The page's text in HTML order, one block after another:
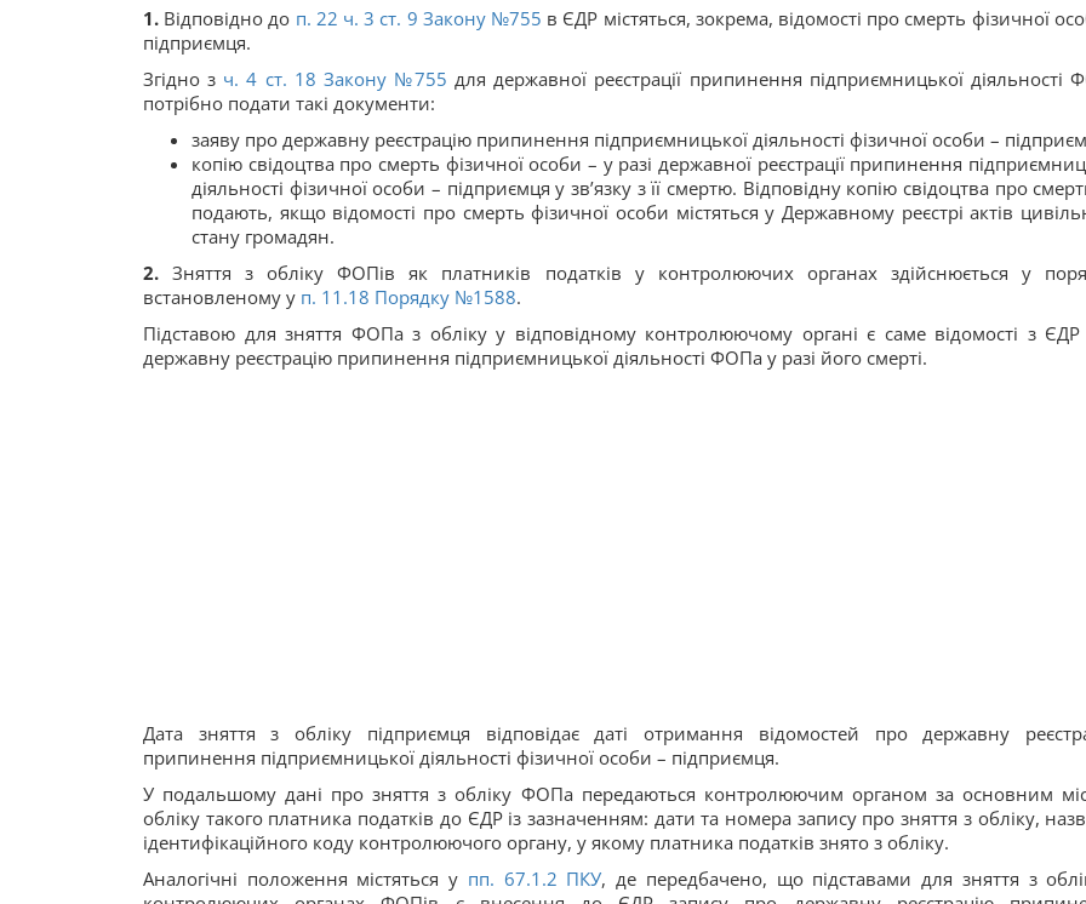
1. Відповідно до п. 22 ч. 3 ст. 9 Закону №755 в ЄДР містяться, зокрема, відомості про смерть фізичної
підприємця.
Згідно з ч. 4 ст. 18 Закону №755 для державної реєстрації припинення підприємницької діяльності
потрібно подати такі документи:
заяву про державну реєстрацію припинення підприємницької діяльності фізичної особи –
копію свідоцтва про смерть фізичної особи – у разі державної реєстрації припинення
діяльності фізичної особи – підприємця у зв’язку з її смертю. Відповідну копію свідоцтва про
подають, якщо відомості про смерть фізичної особи містяться у Державному реєстрі актів
стану громадян.
2. Зняття з обліку ФОПів як платників податків у контролюючих органах здійснюється у
встановленому у п. 11.18 Порядку №1588.
Підставою для зняття ФОПа з обліку у відповідному контролюючому органі є саме відомості з
державну реєстрацію припинення підприємницької діяльності ФОПа у разі його смерті.
Дата зняття з обліку підприємця відповідає даті отримання відомостей про державну
припинення підприємницької діяльності фізичної особи – підприємця.
У подальшому дані про зняття з обліку ФОПа передаються контролюючим органом за основним
обліку такого платника податків до ЄДР із зазначенням: дати та номера запису про зняття з обліку,
ідентифікаційного коду контролюючого органу, у якому платника податків знято з обліку.
Аналогічні положення містяться у пп. 67.1.2 ПКУ, де передбачено, що підставами для зняття з